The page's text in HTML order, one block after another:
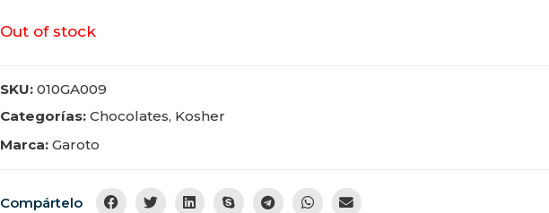
Out of stock
SKU: 010GA009
Categorías: Chocolates, Kosher
Marca: Garoto
Compártelo